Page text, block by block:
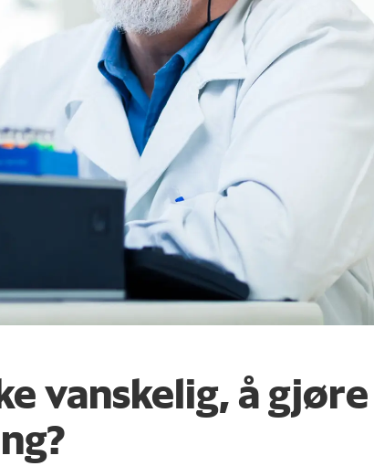
vanskelig, å gjøre